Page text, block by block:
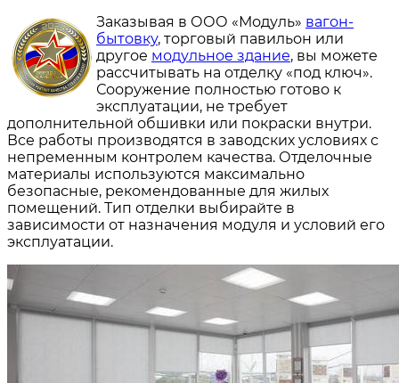
Заказывая в ООО «Модуль» вагон-
бытовку, торговый павильон или
другое модульное здание, вы можете
рассчитывать на отделку «под ключ».
Сооружение полностью готово к
эксплуатации, не требует
дополнительной обшивки или покраски внутри.
Все работы производятся в заводских условиях с
непременным контролем качества. Отделочные
материалы используются максимально
безопасные, рекомендованные для жилых
помещений. Тип отделки выбирайте в
зависимости от назначения модуля и условий его
эксплуатации.